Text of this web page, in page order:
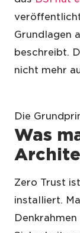
Grundlagen
beschreibt.
nicht mehr
Die
Was
Zero Trust
installiert.